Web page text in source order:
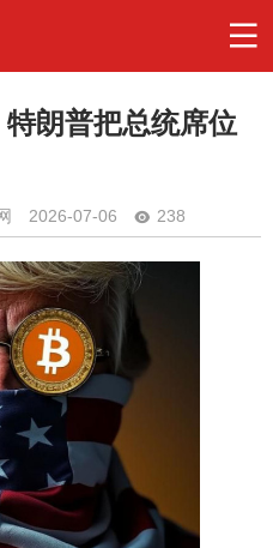
朗普把总统席位
2026-07-06 238